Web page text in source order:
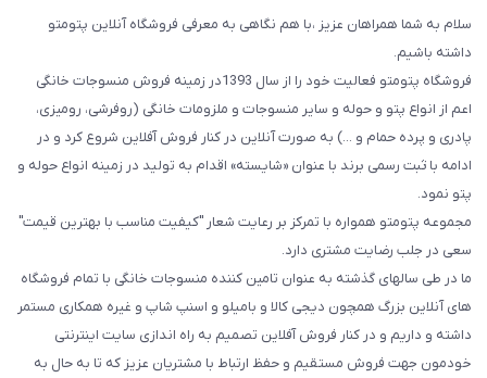
سلام به شما همراهان عزیز ،با هم نگاهی به معرفی فروشگاه آنلاین پتومتو
داشته باشیم.
فروشگاه پتومتو فعالیت خود را از سال 1393در زمینه فروش منسوجات خانگی
اعم از انواع پتو و حوله و سایر منسوجات و ملزومات خانگی (روفرشی، رومیزی،
پادری و پرده حمام و ...) به صورت آنلاین در کنار فروش آفلاین شروع کرد و در
ادامه با ثبت رسمی برند با عنوان «شایسته» اقدام به تولید در زمینه انواع حوله و
پتو نمود.
مجموعه پتومتو همواره با تمرکز بر رعایت شعار "کیفیت مناسب با بهترین قیمت"
سعی در جلب رضایت مشتری دارد.
ما در طی سالهای گذشته به عنوان تامین کننده منسوجات خانگی با تمام فروشگاه
های آنلاین بزرگ همچون دیجی کالا و بامیلو و اسنپ شاپ و غیره همکاری مستمر
داشته و داریم و در کنار فروش آفلاین تصمیم به راه اندازی سایت اینترنتی
خودمون جهت فروش مستقیم و حفظ ارتباط با مشتریان عزیز که تا به حال به